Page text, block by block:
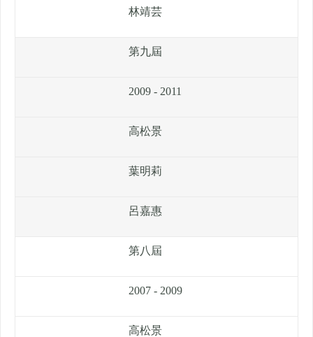
林靖芸
第九屆
2009 - 2011
高松景
葉明莉
呂嘉惠
第八屆
2007 - 2009
高松景